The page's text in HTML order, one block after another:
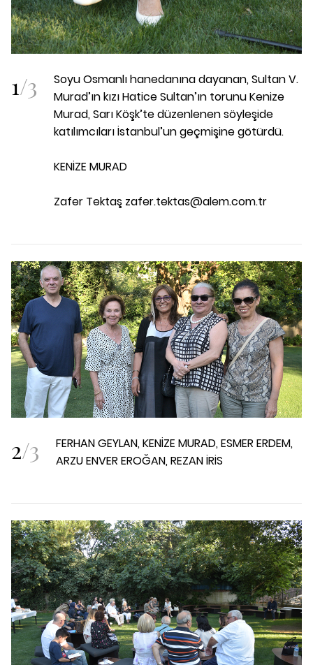
1/3
Soyu Osmanlı hanedanına dayanan, Sultan V.
Murad’ın kızı Hatice Sultan’ın torunu Kenize
Murad, Sarı Köşk’te düzenlenen söyleşide
katılımcıları İstanbul’un geçmişine götürdü.
KENİZE MURAD
Zafer Tektaş zafer.tektas@alem.com.tr
2/3
FERHAN GEYLAN, KENİZE MURAD, ESMER ERDEM,
ARZU ENVER EROĞAN, REZAN İRİS